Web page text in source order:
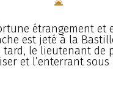
étrangement et
est jeté à la
le lieutenant de
et l’enterrant